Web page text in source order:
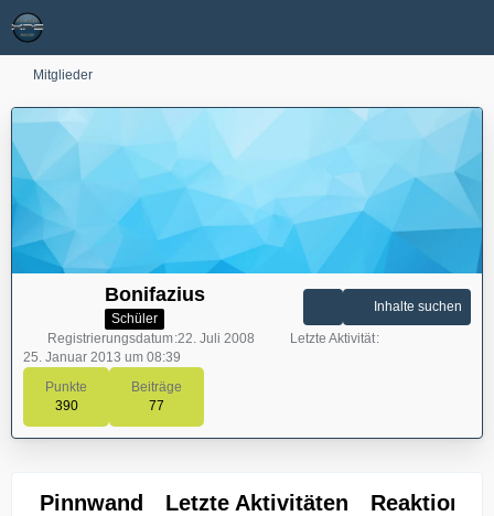
Mitglieder
Bonifazius
Schüler
Punkte
390
Beiträge
77
Inhalte suchen
Registrierungsdatum 22. Juli 2008
Letzte Aktivität
25. Januar 2013 um 08:39
Pinnwand Letzte Aktivitäten Reaktionen